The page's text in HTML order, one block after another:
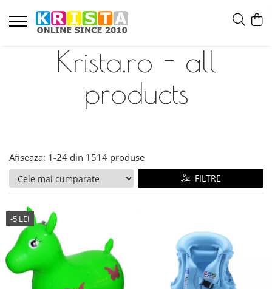
Krista.ro - all
products
Afiseaza: 1-24 din 1514 produse
FILTRE
-5 LEI